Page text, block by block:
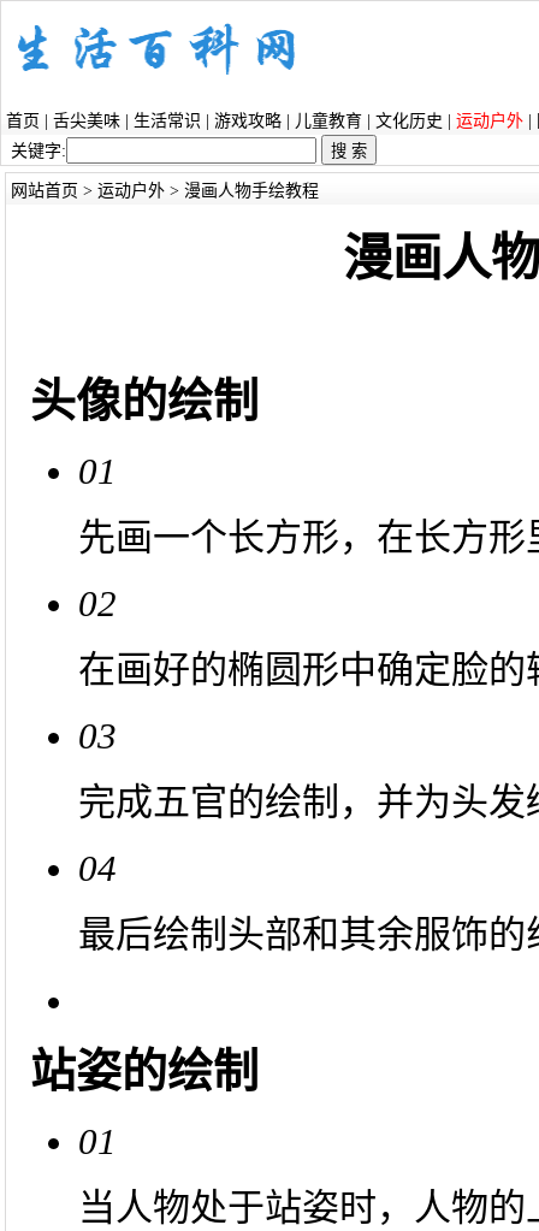
首页 舌尖美味 生活常识 游戏攻略 儿童教育 文化历史 运动户外
关键字:
网站首页 > 运动户外> 漫画人物手绘教程
漫画人
头像的绘制
01
先画一个长方形，在长方
02
在画好的椭圆形中确定脸
03
完成五官的绘制，并为头
04
最后绘制头部和其余服饰
站姿的绘制
01
当人物处于站姿时，人物